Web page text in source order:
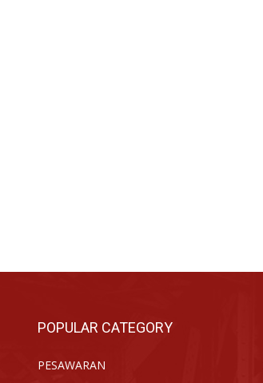
POPULAR CATEGORY
PESAWARAN